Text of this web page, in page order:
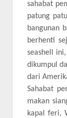
sahabat
patung
bangunan
berhenti
seashell
dikumpul
dari
Sahabat
makan
kapal feri,